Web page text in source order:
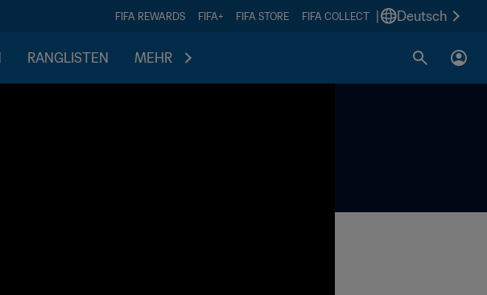
FIFA REWARDS FIFA+ FIFA STORE FIFA COLLECT Deutsch
RANGLISTEN MEHR